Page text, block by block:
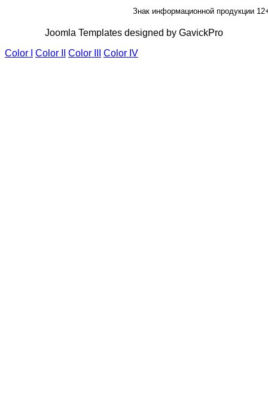
Знак информационной продукции
Joomla Templates designed by GavickPro
Color I
Color II Color III Color IV